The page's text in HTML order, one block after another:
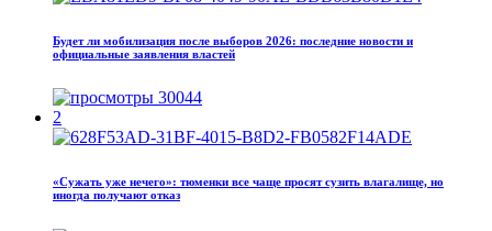
Будет ли мобилизация после выборов 2026: последние новости и
официальные заявления властей
30044
2
«Сужать уже нечего»: тюменки все чаще просят сузить влагалище, но
иногда получают отказ